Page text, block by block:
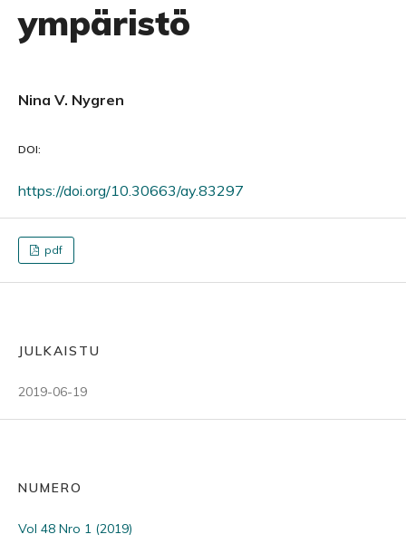
ympäristö
Nina V. Nygren
DOI:
https://doi.org/10.30663/ay.83297
pdf
JULKAISTU
2019-06-19
NUMERO
Vol 48 Nro 1 (2019)